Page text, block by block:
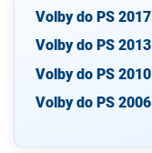
Volby do PS 2017
Volby do PS 2013
Volby do PS 2010
Volby do PS 2006